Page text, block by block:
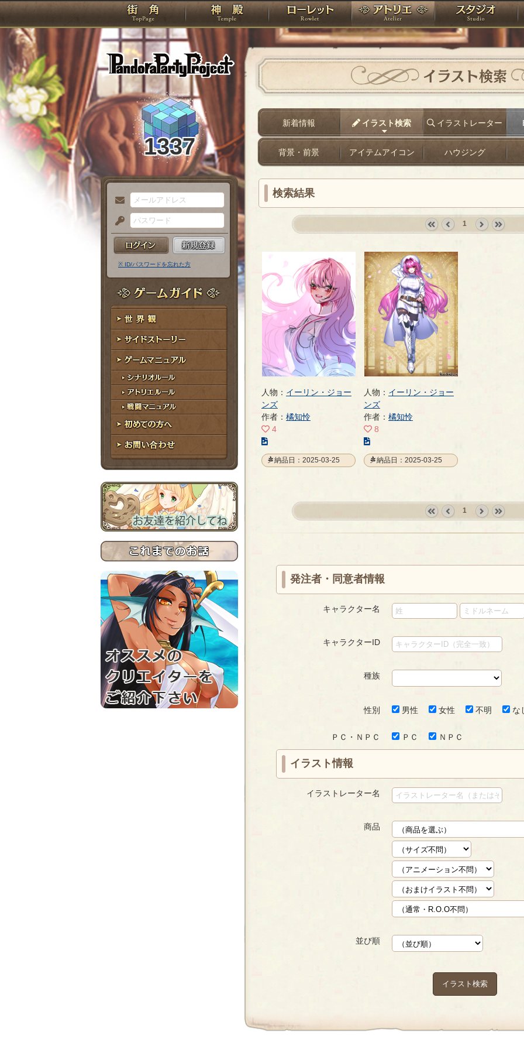
PandoraPartyProject
TOP 神殿 ローレット アトリエ
1337
メ
ー
ル
ア
ド
レ
ス
パ
ス
ー
ド
※ ID/パスワードを忘れた方
ゲームガイド
世界観
サイドストーリー
ゲームマニュアル
シナリオルール
アトリエルール
戦闘マニュアル
初めての方へ
お問い合わせ
イラスト検索
新着情報 イラスト検索 イラストレーター
背景・前景 アイテムアイコン ハウジング
検索結果
first prev
1
人物： イーリン・ジョー
ンズ
作者： 橘知怜
4
の
イ
納品日：2025-03-25
人物： イーリン・ジョー
ンズ
作者： 橘知怜
8
の
イ
ト
納品日：2025-03-25
1
発注者・同意者情報
キャラクター名
キャラクターID
種族
性別 男性 女性 不明 な
ＰＣ・ＮＰＣ ＰＣ ＮＰＣ
イラスト情報
イラストレーター名
商品
並び順
イラスト検索